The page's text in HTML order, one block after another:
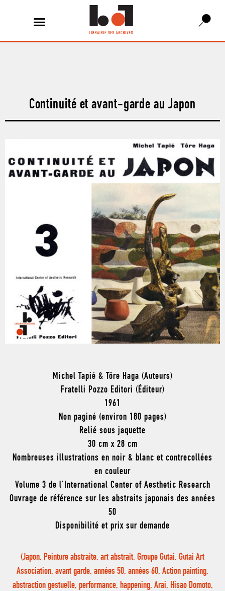
Continuité et avant-garde au Japon
Michel Tapié & Tôre Haga (Auteurs)
Fratelli Pozzo Editori (Éditeur)
1961
Non paginé (environ 180 pages)
Relié sous jaquette
30 cm x 28 cm
Nombreuses illustrations en noir & blanc et contrecollées
en couleur
Volume 3 de l’International Center of Aesthetic Research
Ouvrage de référence sur les abstraits japonais des années
50
Disponibilité et prix sur demande
(Japon, Peinture abstraite, art abstrait, Groupe Gutai, Gutai Art
Association, avant garde, années 50, années 60, Action painting,
abstraction gestuelle, performance, happening, Arai, Hisao Domoto,